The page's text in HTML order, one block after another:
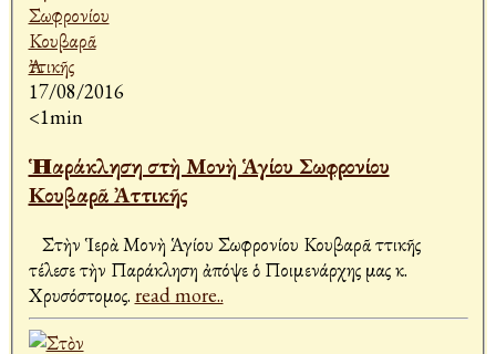
17/08/2016
<1min
Ἡ Παράκληση στὴ Μονὴ Ἁγίου Σωφρονίου
Κουβαρᾶ Ἀττικῆς
Στὴν Ἱερὰ Μονὴ Ἁγίου Σωφρονίου Κουβαρᾶ Ἀττικῆς
τέλεσε τὴν Παράκληση ἀπόψε ὁ Ποιμενάρχης μας κ.
Χρυσόστομος. read more..